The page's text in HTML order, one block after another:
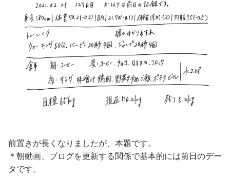
前置きが長くなりましたが、本題です。
＊朝動画、ブログを更新する関係で基本的には前日のデー
タです。